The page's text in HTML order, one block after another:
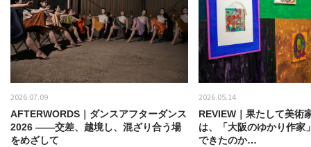
2026.07.09
AFTERWORDS｜ダンスアフターダンス
2026 ——交差、越境し、混ざり合う場
をめざして
2026.05.14
REVIEW｜果たして美術
は、「大阪のゆかり作家
できたのか…